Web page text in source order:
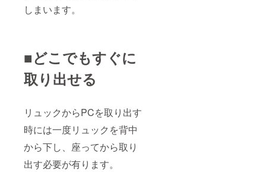
しまいます。
■どこでもすぐに
取り出せる
リュックからPCを取り出す
時には一度リュックを背中
から下し、座ってから取り
出す必要が有ります。